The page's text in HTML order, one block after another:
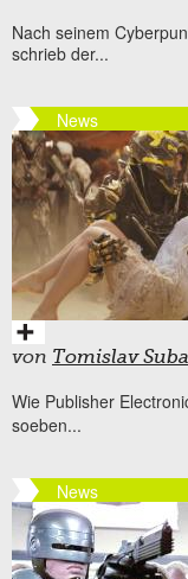
Nach seinem
schrieb der...
News
von Tomislav
Wie Publisher
soeben...
News